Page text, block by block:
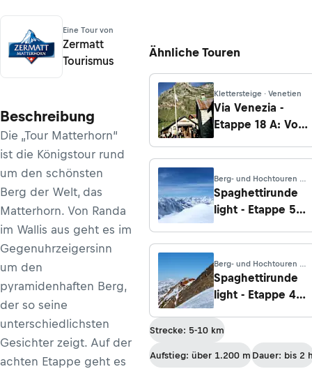
Eine Tour von
Zermatt
Tourismus
Beschreibung
Die „Tour Matterhorn“
ist die Königstour rund
um den schönsten
Berg der Welt, das
Matterhorn. Von Randa
im Wallis aus geht es im
Gegenuhrzeigersinn
um den
pyramidenhaften Berg,
der so seine
unterschiedlichsten
Gesichter zeigt. Auf der
achten Etappe geht es
Ähnliche Touren
Klettersteige · Venetien
Via Venezia -
Etappe 18 A: Vom
Fontana zum
Rifugio 7° Alpini
Berg- und Hochtouren ·
Wallis
Spaghettirunde
light - Etappe 5:
Margherita -
Zermatt
Berg- und Hochtouren ·
Wallis
Spaghettirunde
light - Etappe 4:
- Capanna
Margherita
Strecke: 5-10 km
Aufstieg: über 1.200 m Dauer: bis 2